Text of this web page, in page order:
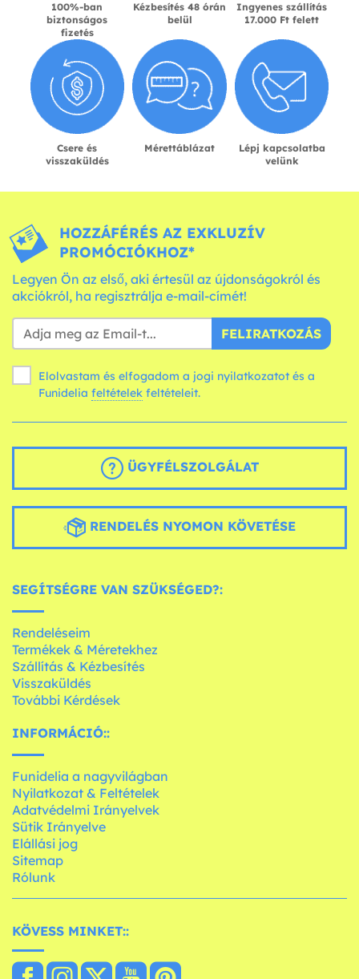
100%-ban
biztonságos
fizetés
Kézbesítés 48 órán
belül
Ingyenes szállítás
17.000 Ft felett
Csere és
visszaküldés
Mérettáblázat
Lépj kapcsolatba
velünk
HOZZÁFÉRÉS AZ EXKLUZÍV
PROMÓCIÓKHOZ*
Legyen Ön az első, aki értesül az újdonságokról és
akciókról, ha regisztrálja e-mail-címét!
FELIRATKOZÁS
Elolvastam és elfogadom a jogi nyilatkozatot és a
Funidelia feltételek feltételeit.
ÜGYFÉLSZOLGÁLAT
RENDELÉS NYOMON KÖVETÉSE
SEGÍTSÉGRE VAN SZÜKSÉGED?:
Rendeléseim
Termékek & Méretekhez
Szállítás & Kézbesítés
Visszaküldés
További Kérdések
INFORMÁCIÓ::
Funidelia a nagyvilágban
Nyilatkozat & Feltételek
Adatvédelmi Irányelvek
Sütik Irányelve
Elállási jog
Sitemap
Rólunk
KÖVESS MINKET::